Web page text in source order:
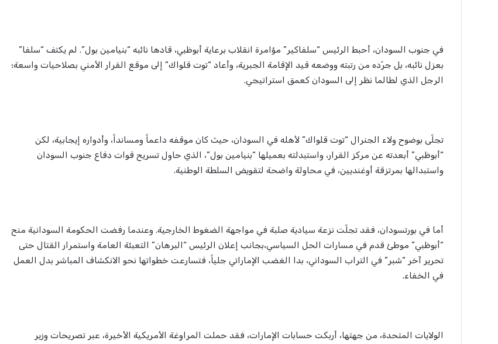
في جنوب السودان، أحبط الرئيس “سلفاكير” مؤامرة انقلاب برعاية أبوظبي، قادها نائبه “بنيامين بول”. لم يكتف “سلفا”
بعزل نائبه، بل جرّده من رتبته ووضعه قيد الإقامة الجبرية، وأعاد “توت قلواك” إلى موقع القرار الأمني بصلاحيات واسعة؛
الرجل الذي لطالما نظر إلى السودان كعمق استراتيجي.
تجلّى بوضوح ولاء الجنرال “توت قلواك” لأهله في السودان، حيث كان موقفه داعماً ومسانداً، وأدواره إيجابية، لكن
“أبوظبي” أبعدته عن مركز القرار، واستبدلته بعميلها “بنيامين بول”، الذي حاول تسريح قوات دفاع جنوب السودان
واستبدالها بمرتزقة أوغنديين، في محاولة واضحة لتقويض السلطة الوطنية.
أما في بورتسودان، فقد تجلّت نزعة سيادية صلبة في مواجهة الضغوط الخارجية. وعندما رفضت الحكومة السودانية منح
“أبوظبي” موطئ قدم في مسارات الحل السياسي،بجانب إعلان الرئيس “البرهان” التعبئة العامة واستمرار القتال حتى
تحرير آخر “شبر” في التراب السوداني، بدا الغضب الإماراتي جلياً، فتسارعت خطواتها نحو الانكشاف المباشر بدل العمل
في الخفاء.
الولايات المتحدة، من جهتها، أربكت حسابات الإمارات، فقد حملت المراوغة الأمريكية الأخيرة، عبر تصريحات وزير